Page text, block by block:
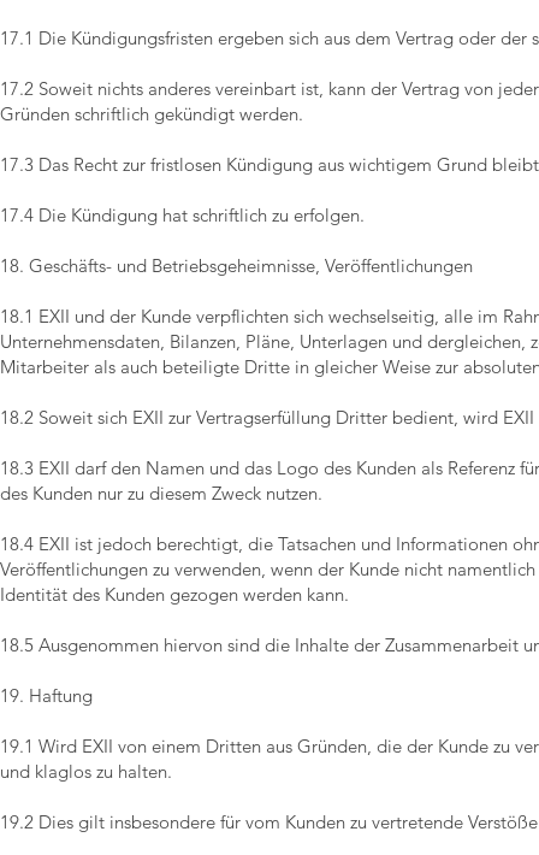
17.1 Die Kündigungsfristen ergeben sich aus dem Vertrag oder
17.2 Soweit nichts anderes vereinbart ist, kann der Vertrag von
Gründen schriftlich gekündigt werden.
17.3 Das Recht zur fristlosen Kündigung aus wichtigem Grund
17.4 Die Kündigung hat schriftlich zu erfolgen.
18. Geschäfts- und Betriebsgeheimnisse, Veröffentlichungen
18.1 EXII und der Kunde verpflichten sich wechselseitig, alle im
Unternehmensdaten, Bilanzen, Pläne, Unterlagen und
Mitarbeiter als auch beteiligte Dritte in gleicher Weise zur
18.2 Soweit sich EXII zur Vertragserfüllung Dritter bedient, wird
18.3 EXII darf den Namen und das Logo des Kunden als Referenz
des Kunden nur zu diesem Zweck nutzen.
18.4 EXII ist jedoch berechtigt, die Tatsachen und Informationen
Veröffentlichungen zu verwenden, wenn der Kunde nicht
Identität des Kunden gezogen werden kann.
18.5 Ausgenommen hiervon sind die Inhalte der Zusammenarbeit
19. Haftung
19.1 Wird EXII von einem Dritten aus Gründen, die der Kunde zu
und klaglos zu halten.
19.2 Dies gilt insbesondere für vom Kunden zu vertretende